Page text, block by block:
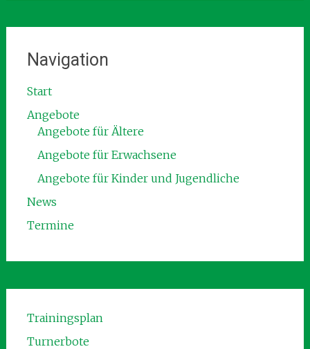
Navigation
Start
Angebote
Angebote für Ältere
Angebote für Erwachsene
Angebote für Kinder und Jugendliche
News
Termine
Trainingsplan
Turnerbote